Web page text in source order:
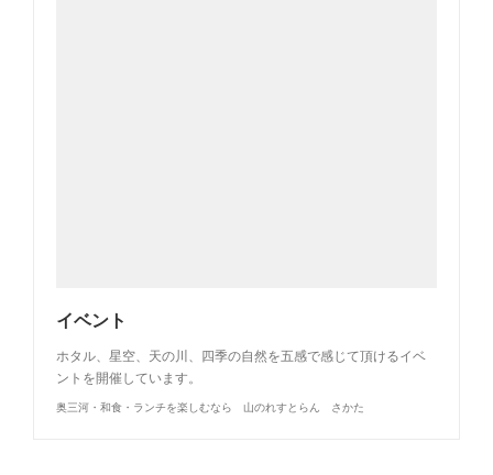
イベント
ホタル、星空、天の川、四季の自然を五感で感じて頂けるイベ
ントを開催しています。
奥三河・和食・ランチを楽しむなら 山のれすとらん さかた